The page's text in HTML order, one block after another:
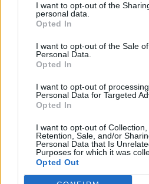
I want to opt-out of the
personal data.
Opted In
I want to opt-out of the Sale
Personal Data.
Opted In
I want to opt-out of
Personal Data for Targeted
Opted In
I want to opt-out of Collection,
Retention, Sale, and/or
Personal Data that Is
Purposes for which it was
Opted Out
Singulair
01-09-2014 | Vrouw | 60
montelukast
Effectiviteit
Jaren geleden moest ik bij een
deze was mij aanbevolen door
Singulair voorgeschreven er